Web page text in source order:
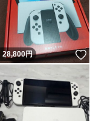
28,800円